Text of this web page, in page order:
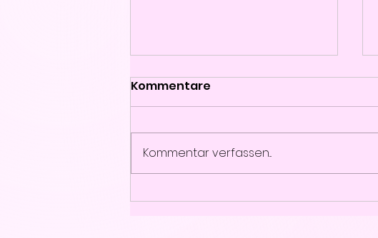
Die beste Mascara 2026
Kommentare
Kommentar verfassen...